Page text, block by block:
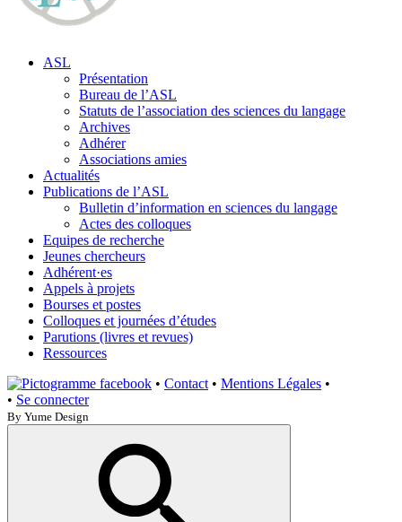
ASL
Présentation
Bureau de l’ASL
Statuts de l’association des sciences du langage
Archives
Adhérer
Associations amies
Actualités
Publications de l’ASL
Bulletin d’information en sciences du langage
Actes des colloques
Equipes de recherche
Jeunes chercheurs
Adhérent·es
Appels à projets
Bourses et postes
Colloques et journées d’études
Parutions (livres et revues)
Ressources
• Contact • Mentions Légales •
• Se connecter
By Yume Design